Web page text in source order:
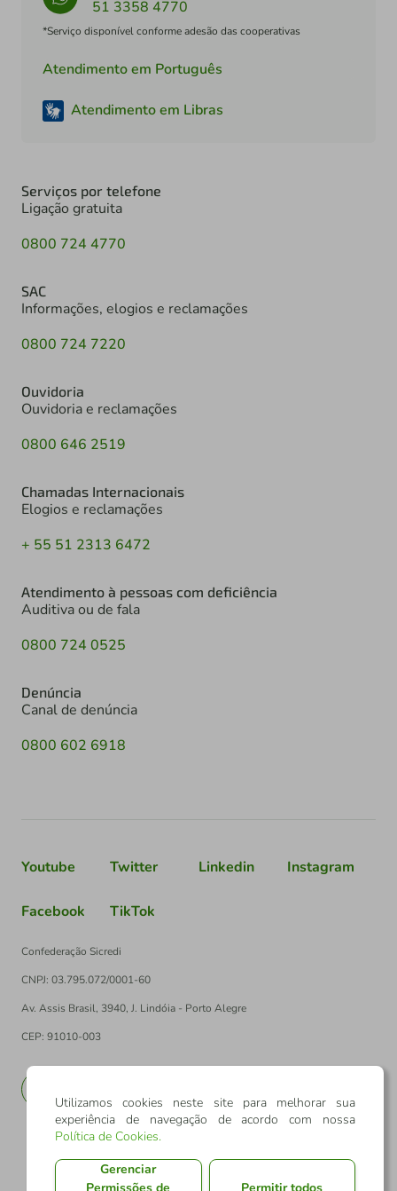
51 3358 4770
*Serviço disponível conforme adesão das cooperativas
Atendimento em Português
Atendimento em Libras
Serviços por telefone
Ligação gratuita
0800 724 4770
SAC
Informações, elogios e reclamações
0800 724 7220
Ouvidoria
Ouvidoria e reclamações
0800 646 2519
Chamadas Internacionais
Elogios e reclamações
+ 55 51 2313 6472
Atendimento à pessoas com deficiência
Auditiva ou de fala
0800 724 0525
Denúncia
Canal de denúncia
0800 602 6918
Youtube Twitter Linkedin Instagram
Facebook TikTok
Confederação Sicredi
CNPJ: 03.795.072/0001-60
Av. Assis Brasil, 3940, J. Lindóia - Porto Alegre
CEP: 91010-003
Utilizamos cookies neste site para melhorar sua
experiência de navegação de acordo com nossa
Política de Cookies.
Gerenciar